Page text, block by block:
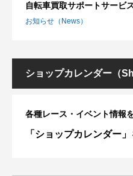
自転車買取サポートサービ
お知らせ（News）
ショップカレンダー（
各種レース・イベント情報
「ショップカレンダー」